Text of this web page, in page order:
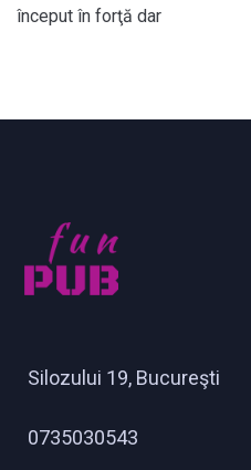
început în forţă dar
Silozului 19, Bucureşti
0735030543